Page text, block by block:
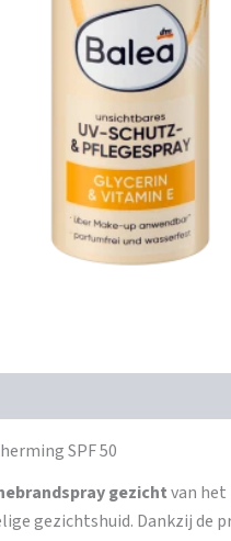
SPF 50
gezichtvan
gezichtshuid. Dankzij